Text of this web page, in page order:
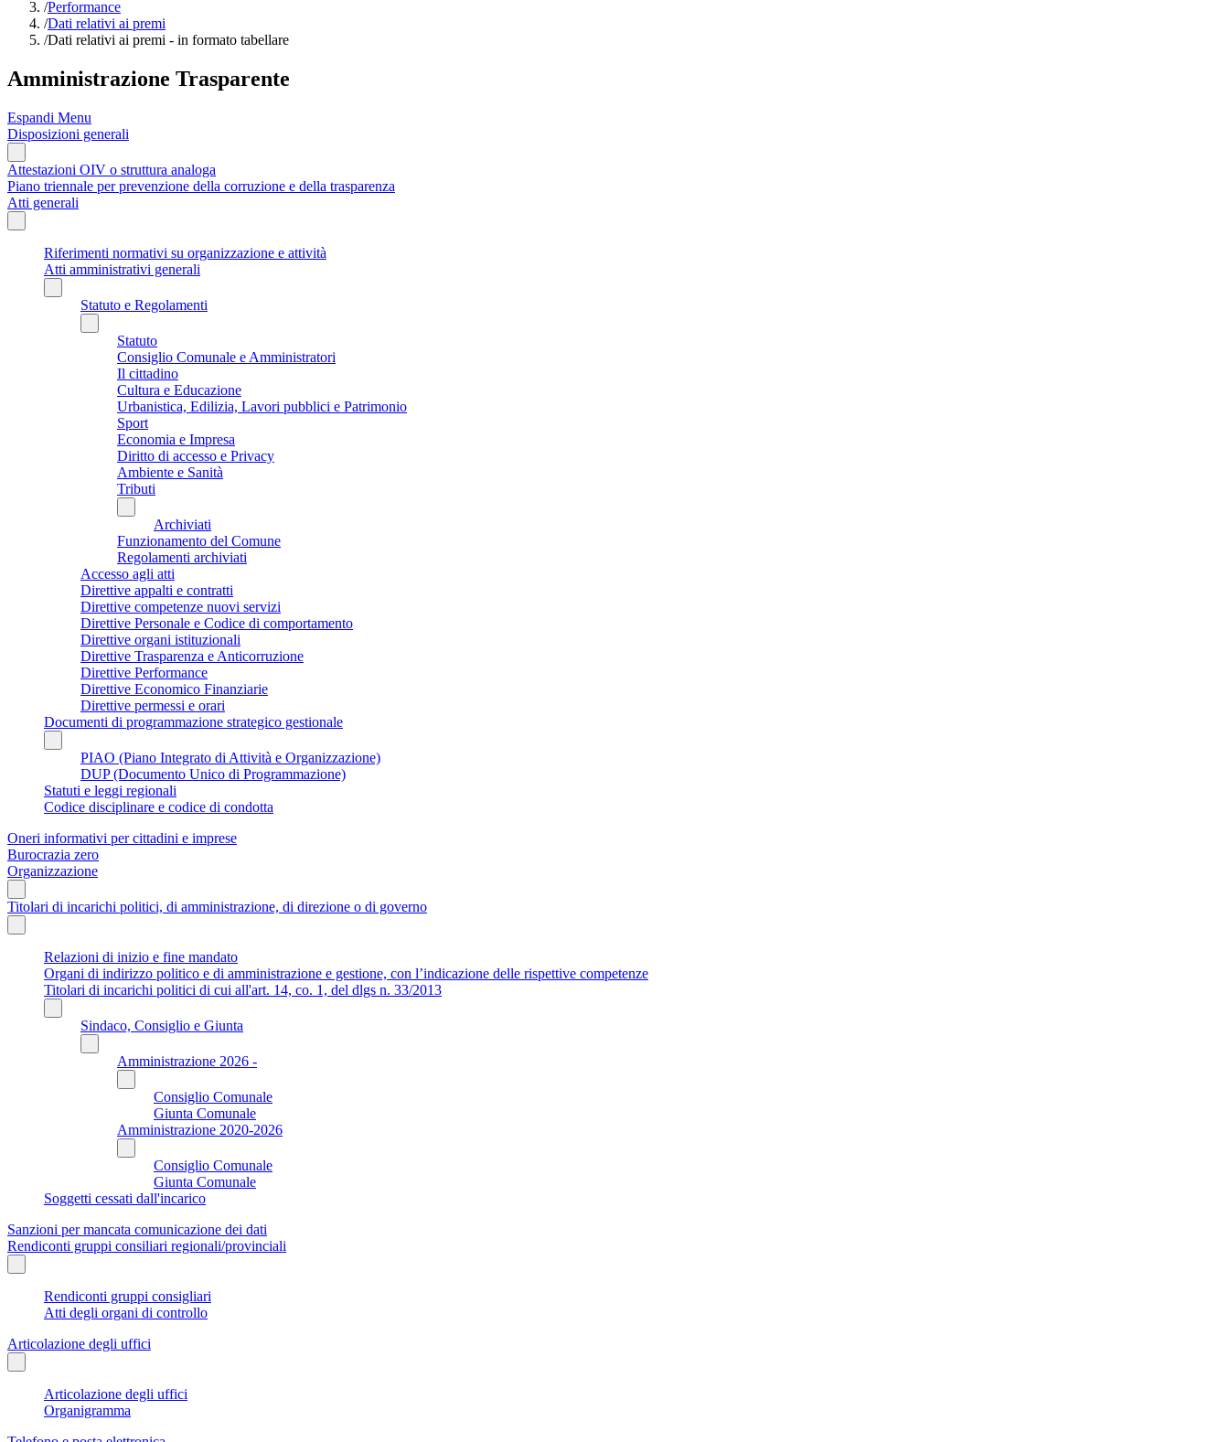
/Performance
/Dati relativi ai premi
/Dati relativi ai premi - in formato tabellare
Amministrazione Trasparente
Espandi Menu
Disposizioni generali
Attestazioni OIV o struttura analoga
Piano triennale per prevenzione della corruzione e della trasparenza
Atti generali
Riferimenti normativi su organizzazione e attività
Atti amministrativi generali
Statuto e Regolamenti
Statuto
Consiglio Comunale e Amministratori
Il cittadino
Cultura e Educazione
Urbanistica, Edilizia, Lavori pubblici e Patrimonio
Sport
Economia e Impresa
Diritto di accesso e Privacy
Ambiente e Sanità
Tributi
Archiviati
Funzionamento del Comune
Regolamenti archiviati
Accesso agli atti
Direttive appalti e contratti
Direttive competenze nuovi servizi
Direttive Personale e Codice di comportamento
Direttive organi istituzionali
Direttive Trasparenza e Anticorruzione
Direttive Performance
Direttive Economico Finanziarie
Direttive permessi e orari
Documenti di programmazione strategico gestionale
PIAO (Piano Integrato di Attività e Organizzazione)
DUP (Documento Unico di Programmazione)
Statuti e leggi regionali
Codice disciplinare e codice di condotta
Oneri informativi per cittadini e imprese
Burocrazia zero
Organizzazione
Titolari di incarichi politici, di amministrazione, di direzione o di governo
Relazioni di inizio e fine mandato
Organi di indirizzo politico e di amministrazione e gestione, con l’indicazione delle rispettive competenze
Titolari di incarichi politici di cui all'art. 14, co. 1, del dlgs n. 33/2013
Sindaco, Consiglio e Giunta
Amministrazione 2026 -
Consiglio Comunale
Giunta Comunale
Amministrazione 2020-2026
Consiglio Comunale
Giunta Comunale
Soggetti cessati dall'incarico
Sanzioni per mancata comunicazione dei dati
Rendiconti gruppi consiliari regionali/provinciali
Rendiconti gruppi consigliari
Atti degli organi di controllo
Articolazione degli uffici
Articolazione degli uffici
Organigramma